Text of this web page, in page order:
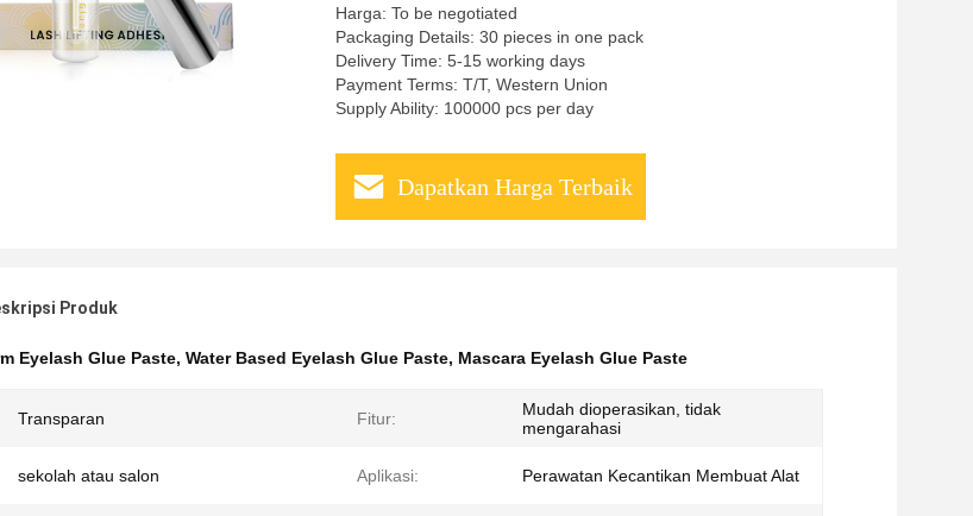
Harga: To be negotiated
Packaging Details: 30 pieces in one pack
Delivery Time: 5-15 working days
Payment Terms: T/T, Western Union
Supply Ability: 100000 pcs per day
Dapatkan Harga Terbaik
Produk
Eyelash Glue Paste, Water Based Eyelash Glue Paste, Mascara Eyelash Glue Paste
Transparan Fitur:
Mudah dioperasikan, tidak
mengarahasi
sekolah atau salon Aplikasi: Perawatan Kecantikan Membuat Alat